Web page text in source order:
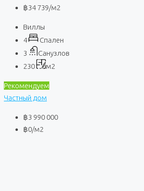
฿34 739/м2
Виллы
4
Спален
3
Санузлов
230
м2
Рекомендуем
Частный дом
฿3 990 000
฿0/м2